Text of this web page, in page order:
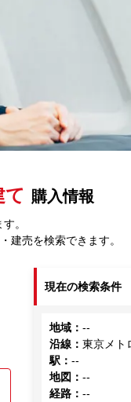
て 購入情報
。
建売を検索できます。
現在の検索条件
地域 ：--
沿線 ：東京メト
駅 ：--
地図 ：--
経路 ：--